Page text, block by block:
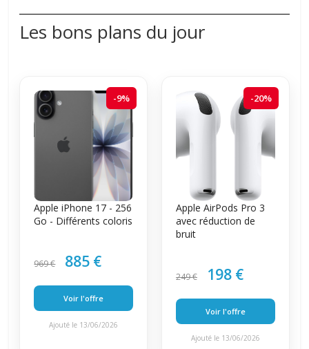
Les bons plans du jour
-9%
Apple iPhone 17 - 256
Go - Différents coloris
969 € 885 €
Voir l'offre
Ajouté le 13/06/2026
-20%
Apple AirPods Pro 3
avec réduction de
bruit
249 € 198 €
Voir l'offre
Ajouté le 13/06/2026